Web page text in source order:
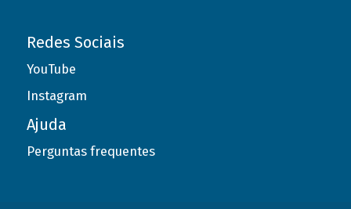
Redes Sociais
YouTube
Instagram
Ajuda
Perguntas frequentes